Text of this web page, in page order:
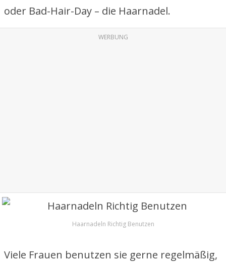
oder Bad-Hair-Day – die Haarnadel.
WERBUNG
Haarnadeln Richtig Benutzen
Viele Frauen benutzen sie gerne regelmäßig,